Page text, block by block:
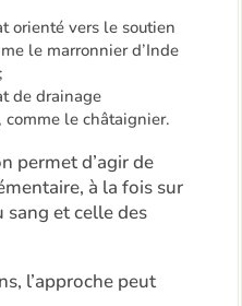
orienté vers le soutien
le marronnier d’Inde
de drainage
le châtaignier.
permet d’agir de
à la fois sur
et celle des
l’approche peut